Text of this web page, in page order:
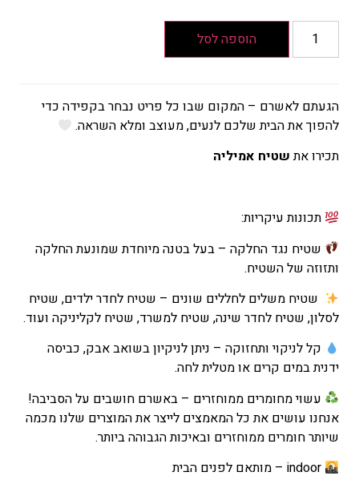
₪836
טווח
מחירים:
המחיר
הנוכחי
–
₪669
טווח
מחירים:
עד
הוספה לסל
הגעתם לאשרם – המקום שבו כל פריט נבחר בקפידה כדי
להפוך את הבית שלכם לנעים, מעוצב ומלא השראה.
תכירו אתשטיח אמיליה
תכונות עיקריות:
שטיח נגד החלקה – בעל בטנה מיוחדת שמונעת החלקה
ותזוזה של השטיח.
שטיח משלים לחללים שונים – שטיח לחדר ילדים, שטיח
לסלון, שטיח לחדר שינה, שטיח למשרד, שטיח לקליניקה ועוד.
קל לניקוי ותחזוקה – ניתן לניקיון בשואב אבק, כביסה
ידנית במים קרים או מטלית לחה.
עשוי מחומרים ממוחזרים – באשרם חושבים על הסביבה!
אנחנו עושים את כל המאמצים לייצר את המוצרים שלנו מכמה
שיותר חומרים ממוחזרים ובאיכות הגבוהה ביותר.
indoor – מותאם לפנים הבית